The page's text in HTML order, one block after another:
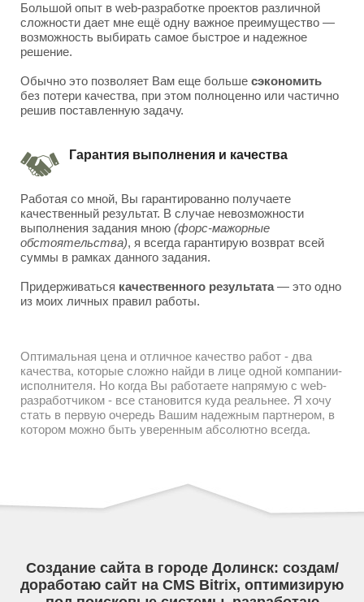
Большой опыт в web-разработке проектов различной
сложности дает мне ещё одну важное преимущество —
возможность выбирать самое быстрое и надежное
решение.
Обычно это позволяет Вам еще больше сэкономить
без потери качества, при этом полноценно или частично
решив поставленную задачу.
Гарантия выполнения и качества
Работая со мной, Вы гарантированно получаете
качественный результат. В случае невозможности
выполнения задания мною (форс-мажорные
обстоятельства), я всегда гарантирую возврат всей
суммы в рамках данного задания.
Придерживаться качественного результата— это одно
из моих личных правил работы.
Оптимальная цена и отличное качество работ - два
качества, которые сложно найди в лице одной компании-
исполнителя. Но когда Вы работаете напрямую с web-
разработчиком - все становится куда реальнее. Я хочу
стать в первую очередь Вашим надежным партнером, в
котором можно быть уверенным абсолютно всегда.
Создание сайта в городе Долинск: создам/
доработаю сайт на CMS Bitrix, оптимизирую